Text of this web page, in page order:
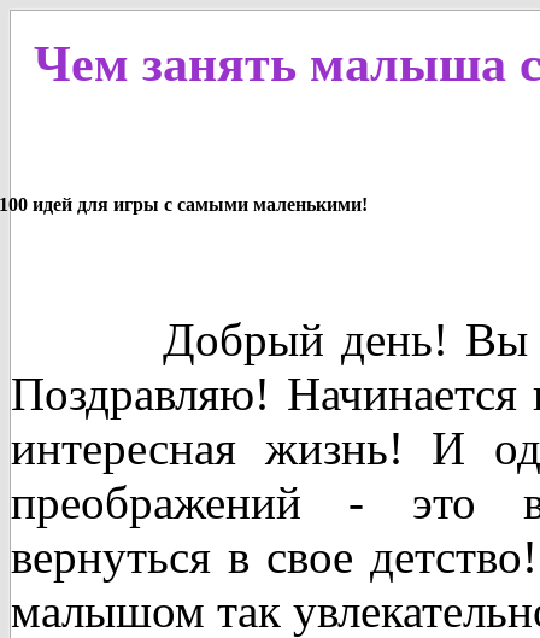
Чем занять малыша
100 идей для игры с самыми маленькими!
Добрый день! Вы
Поздравляю! Начинается
интересная жизнь! И
преображений - это
вернуться в свое
малышом так